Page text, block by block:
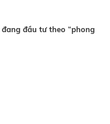
đầu tư theo “phong